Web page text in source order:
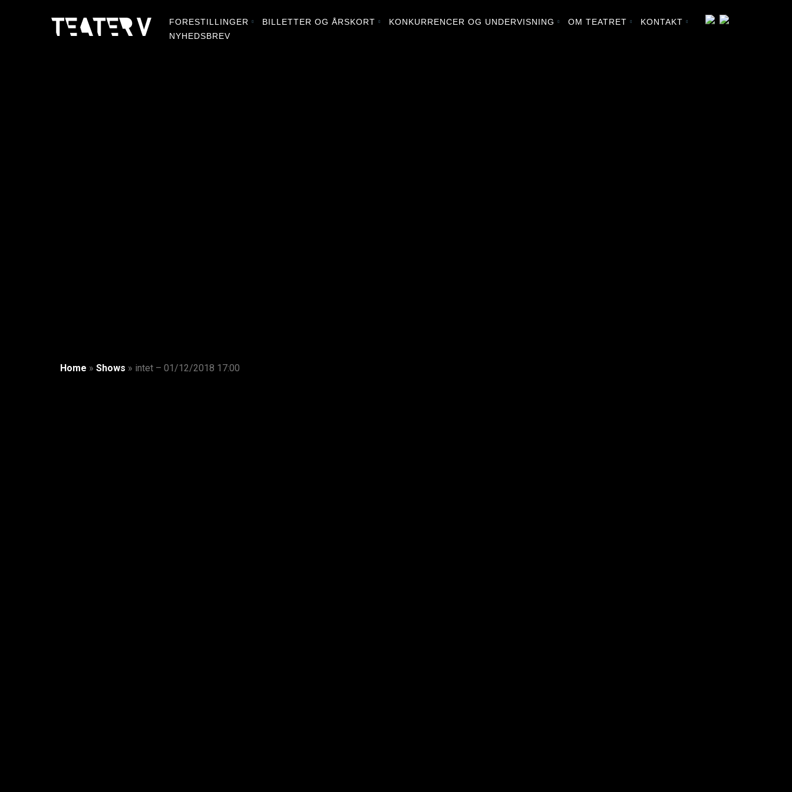
FORESTILLINGER BILLETTER OG ÅRSKORT KONKURRENCER OG UNDERVISNING OM TEATRET
KONTAKT
NYHEDSBREV
Home » Shows » intet – 01/12/2018 17:00